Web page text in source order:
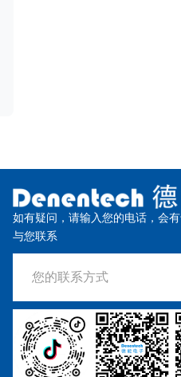
如有疑问，请输入您的电话，会
与您联系